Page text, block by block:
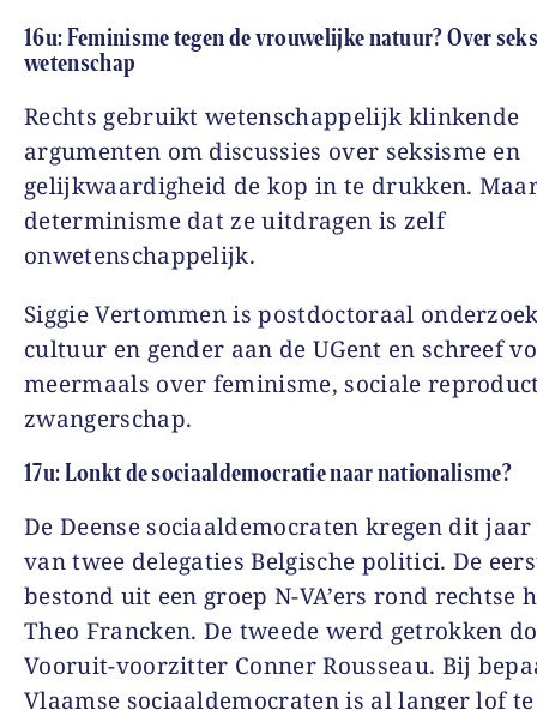
16u: Feminisme tegen de vrouwelijke natuur? Over
wetenschap
Rechts gebruikt wetenschappelijk klinkende
argumenten om discussies over seksisme en
gelijkwaardigheid de kop in te drukken.
determinisme dat ze uitdragen is zelf
onwetenschappelijk.
Siggie Vertommen is postdoctoraal
cultuur en gender aan de UGent en schreef
meermaals over feminisme, sociale
zwangerschap.
17u: Lonkt de sociaaldemocratie naar nationalisme?
De Deense sociaaldemocraten kregen dit
van twee delegaties Belgische politici. De
bestond uit een groep N-VA’ers rond rechtse
Theo Francken. De tweede werd getrokken
Vooruit-voorzitter Conner Rousseau. Bij
Vlaamse sociaaldemocraten is al langer lof